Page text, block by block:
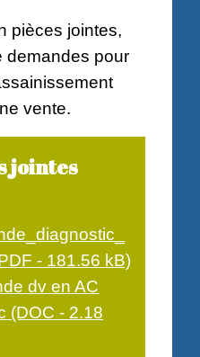
pièces jointes,
demandes pour
vente.
jointes
- 181.56 kB)
dv en AC
(DOC - 2.18